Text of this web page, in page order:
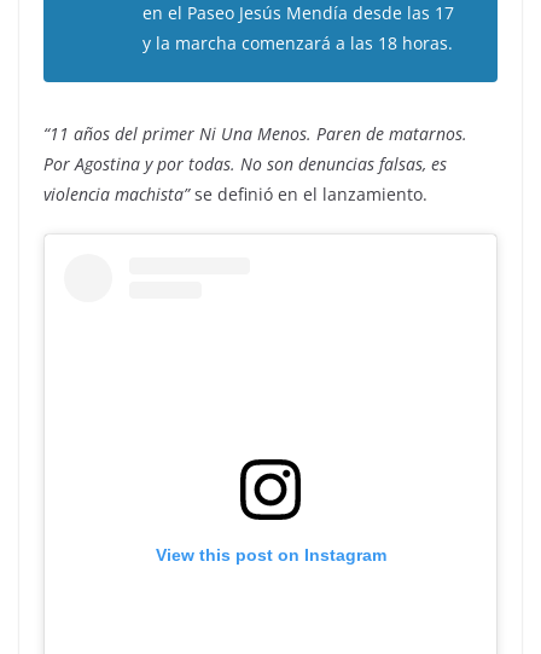
en el Paseo Jesús Mendía desde las 17
y la marcha comenzará a las 18 horas.
“11 años del primer Ni Una Menos. Paren de matarnos.
Por Agostina y por todas. No son denuncias falsas, es
violencia machista”se definió en el lanzamiento.
View this post on Instagram